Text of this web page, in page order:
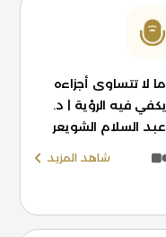
ما لا تتساوى أجزاءه
يكفي فيه الرؤية | د.
عبد السلام الشويعر
شاهد المزيد